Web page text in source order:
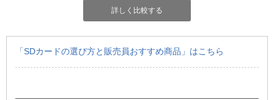
詳しく比較する
「SDカードの選び方と販売員おすすめ商品」はこちら